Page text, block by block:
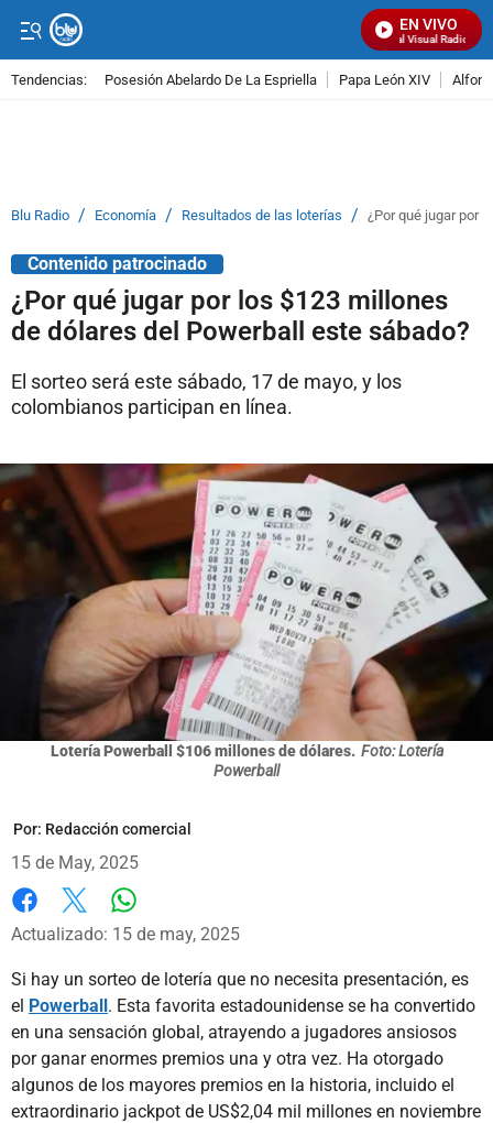
EN VIVO
Señal Visual Radio
Tendencias: Posesión Abelardo De La Espriella Papa León XIV
Blu Radio / Economía / Resultados de las loterías / ¿Por qué jugar por
Contenido patrocinado
¿Por qué jugar por los $123 millones
de dólares del Powerball este sábado?
El sorteo será este sábado, 17 de mayo, y los
colombianos participan en línea.
Lotería Powerball $106 millones de dólares. Foto: Lotería
Powerball
Por: Redacción comercial
15 de May, 2025
Facebook
X
Actualizado: 15 de may, 2025
Si hay un sorteo de lotería que no necesita presentación, es
el Powerball. Esta favorita estadounidense se ha convertido
en una sensación global, atrayendo a jugadores ansiosos
por ganar enormes premios una y otra vez. Ha otorgado
algunos de los mayores premios en la historia, incluido el
extraordinario jackpot de US$2,04 mil millones en noviembre